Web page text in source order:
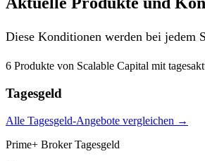
Diese Konditionen werden bei jedem
6 Produkte von Scalable Capital mit
Tagesgeld
Alle Tagesgeld-Angebote vergleichen →
Prime+ Broker Tagesgeld